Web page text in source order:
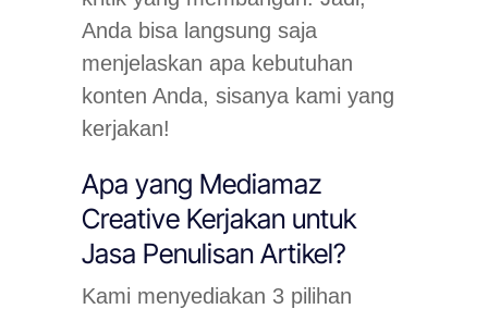
Anda bisa langsung saja
menjelaskan apa kebutuhan
konten Anda, sisanya kami yang
kerjakan!
Apa yang Mediamaz
Creative Kerjakan untuk
Jasa Penulisan Artikel?
Kami menyediakan 3 pilihan